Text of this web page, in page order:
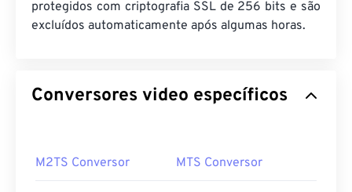
protegidos com criptografia SSL de 256 bits e são
excluídos automaticamente após algumas horas.
Conversores video específicos
M2TS Conversor MTS Conversor